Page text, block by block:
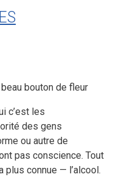
c’est les
des gens
ou autre de
pas conscience. Tout
plus connue — l’alcool.